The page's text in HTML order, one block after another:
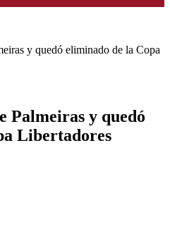
y quedó eliminado de la Copa
Palmeiras y quedó
Libertadores